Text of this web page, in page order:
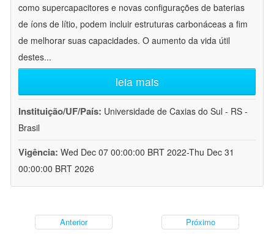
como supercapacitores e novas configurações de baterias
de íons de lítio, podem incluir estruturas carbonáceas a fim
de melhorar suas capacidades. O aumento da vida útil
destes...
leia mais
Instituição/UF/País: Universidade de Caxias do Sul - RS -
Brasil
Vigência: Wed Dec 07 00:00:00 BRT 2022-Thu Dec 31
00:00:00 BRT 2026
Anterior Próximo